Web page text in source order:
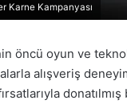
Karne Kampanyası
öncü oyun ve
alışveriş